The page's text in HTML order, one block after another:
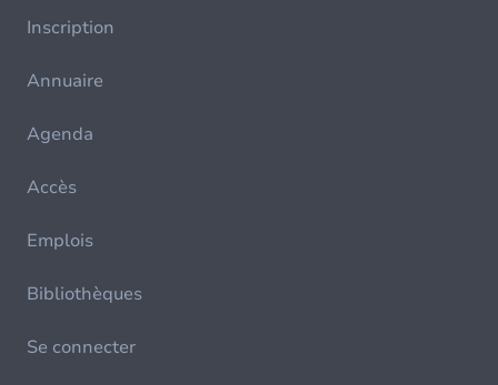
Inscription
Annuaire
Agenda
Accès
Emplois
Bibliothèques
Se connecter